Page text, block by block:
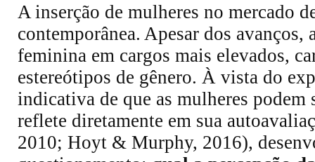
A inserção de mulheres no mercado
contemporânea. Apesar dos
feminina em cargos mais elevados,
estereótipos de gênero. À vista do
indicativa de que as mulheres
reflete diretamente em sua
2010; Hoyt & Murphy, 2016),